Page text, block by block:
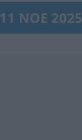
11 ΝΟΕ 2025